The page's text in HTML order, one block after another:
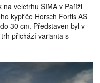
na veletrhu SIMA v Paříži
kypřiče Horsch Fortis AS
30 cm. Představen byl v
přichází varianta s